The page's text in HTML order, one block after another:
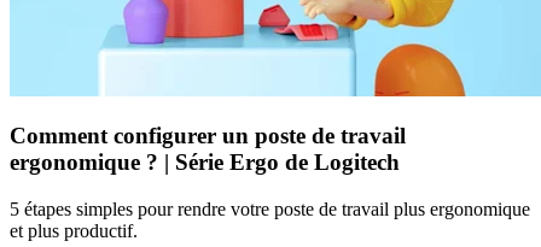
Comment configurer un poste de travail
ergonomique ? | Série Ergo de Logitech
5 étapes simples pour rendre votre poste de travail plus ergonomique
et plus productif.